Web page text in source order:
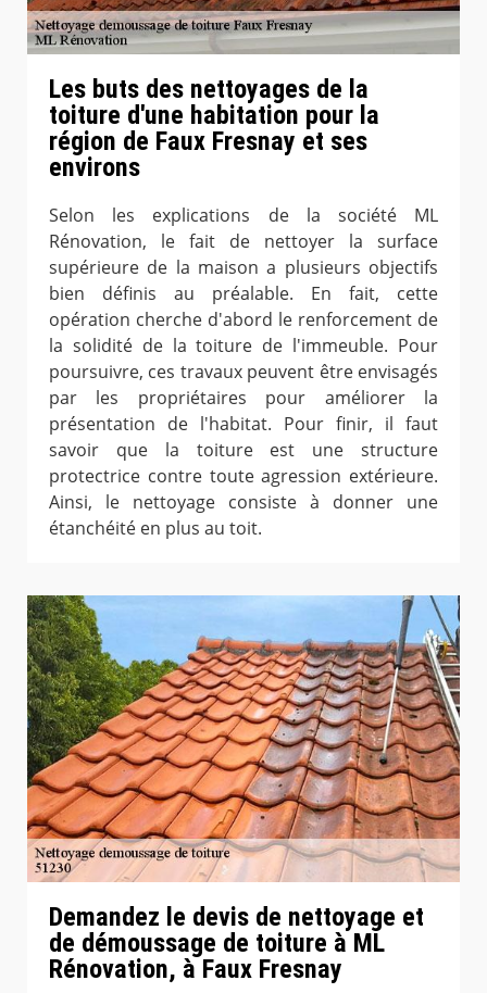
Les buts des nettoyages de la
toiture d'une habitation pour la
région de Faux Fresnay et ses
environs
Selon les explications de la société ML
Rénovation, le fait de nettoyer la surface
supérieure de la maison a plusieurs objectifs
bien définis au préalable. En fait, cette
opération cherche d'abord le renforcement de
la solidité de la toiture de l'immeuble. Pour
poursuivre, ces travaux peuvent être envisagés
par les propriétaires pour améliorer la
présentation de l'habitat. Pour finir, il faut
savoir que la toiture est une structure
protectrice contre toute agression extérieure.
Ainsi, le nettoyage consiste à donner une
étanchéité en plus au toit.
Demandez le devis de nettoyage et
de démoussage de toiture à ML
Rénovation, à Faux Fresnay